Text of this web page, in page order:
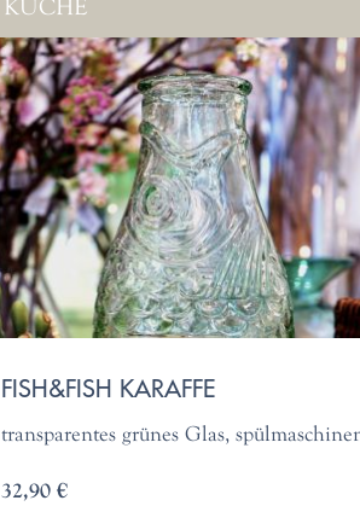
KÜCHE
FISH&FISH KARAFFE
transparentes grünes Glas,
32,90 €